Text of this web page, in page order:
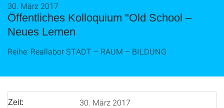
Öffentliches Kolloquium "Old School –
Neues Lernen
30. März 2017
Reihe: Reallabor STADT – RAUM – BILDUNG
Zeit: 30. März 2017